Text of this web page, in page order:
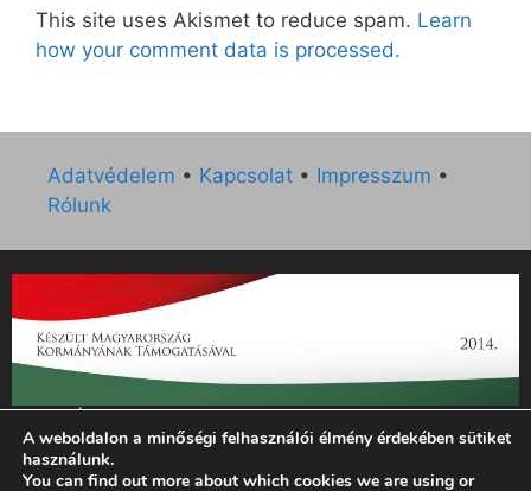
This site uses Akismet to reduce spam. Learn
how your comment data is processed.
Adatvédelem • Kapcsolat • Impresszum •
Rólunk
„Az Új Ember katolikus hetilap 2014. évi működésének
támogatását az EGYH-KCP-14-P-0121 sz. támogatási
szerződés keretében 3 000 000 Ft összegben támogatta az
A weboldalon a minőségi felhasználói élmény érdekében sütiket
használunk.
You can find out more about which cookies we are using or